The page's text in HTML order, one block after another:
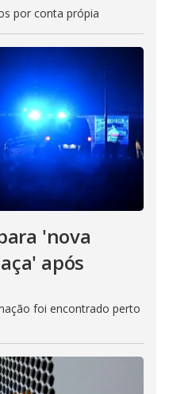
por conta própia
'nova
após
foi encontrado perto